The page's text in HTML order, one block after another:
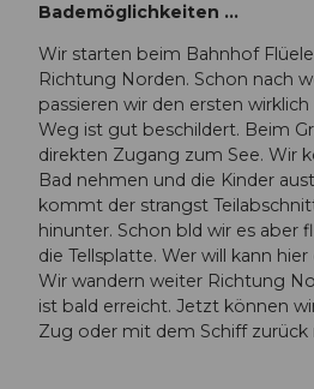
Bademöglichkeiten ...
Wir starten beim Bahnhof
Richtung Norden. Schon nach
passieren wir den ersten
Weg ist gut beschildert. Beim
direkten Zugang zum See. Wir
Bad nehmen und die Kinder
kommt der strangst
hinunter. Schon bld wir es aber
die Tellsplatte. Wer will kann
Wir wandern weiter Richtung
ist bald erreicht. Jetzt können
Zug oder mit dem Schiff zurück